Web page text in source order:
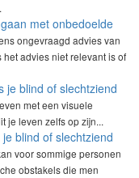
met onbedoelde
ongevraagd advies van
advies niet relevant is of
je blind of slechtziend
met een visuele
je leven zelfs op zijn...
blind of slechtziend
voor sommige personen
obstakels die men